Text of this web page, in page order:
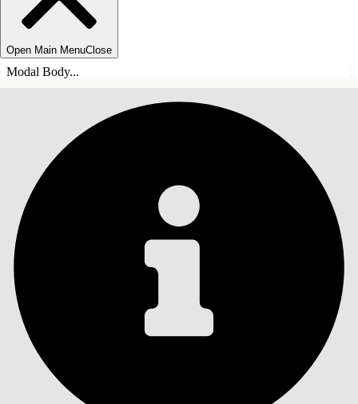
Open Main MenuClose
Modal Body...
目录